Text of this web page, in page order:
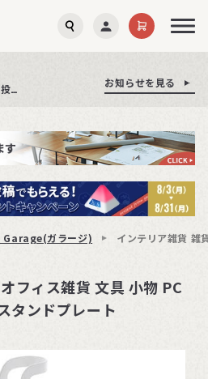
期間限定プレゼント│レビュー投稿をお待ちしております
お知らせを見る
お知らせを見る
サイト障害のお知らせ(商品ページが正常に表示されない事象発生) お知らせを見る
Garage(ガラージ) インテリア雑貨 雑
フィス雑貨 文具 小物 PC
タンドプレート